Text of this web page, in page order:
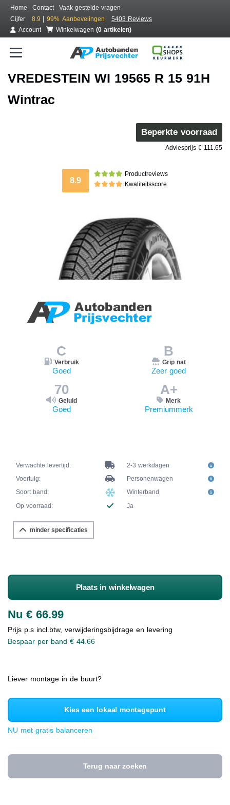
Home Contact
Vaak gestelde vragen
Cijfer
8.9 | 99% Aanbevelingen
5403 Reviews
Account
Winkelwagen (0 artikelen)
VREDESTEIN WI 19565 R 15 91H
Wintrac
Beperkte voorraad
Adviesprijs € 111.65
8.9
Productreviews
Kwaliteitsscore
C
Verbruik
Goed
B
Grip nat
Zeer goed
70
Geluid
Goed
A+
Merk
Premiummerk
Verwachte levertijd:
2-3 werkdagen
Voertuig:
Personenwagen
Soort band:
Winterband
Op voorraad:
Ja
minder specificaties
Plaats in winkelwagen
Nu € 66.99
Prijs p.s incl.btw, verwijderingsbijdrage en levering
Bespaar per band € 44.66
Liever montage in de buurt?
Kies een lokaal montagepunt
NU met gratis balanceren
Terug naar zoeken